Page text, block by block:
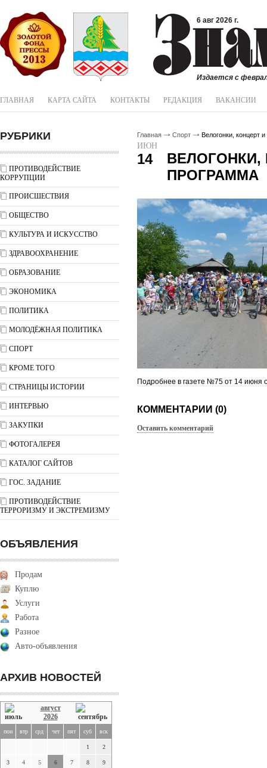
6 авг 2026 г.
Издается с
ГЛАВНАЯ КАРТА САЙТА КОНТАКТЫ РЕДАКЦИЯ ВАКАНСИИ
РУБРИКИ
ПРОТИВОДЕЙСТВИЕ
КОРРУПЦИИ
ПРОИСШЕСТВИЯ
ОБЩЕСТВО
КУЛЬТУРА И ИСКУССТВО
ЗДРАВООХРАНЕНИЕ
ОБРАЗОВАНИЕ
ЭКОНОМИКА
ПОЛИТИКА
МОЛОДЁЖНАЯ ПОЛИТИКА
СПОРТ
КРОМЕ ТОГО
СТРАНИЦЫ ИСТОРИИ
ИНТЕРВЬЮ
ЗАКУПКИ
ФОТОГАЛЕРЕЯ
КАТАЛОГ САЙТОВ
ГОС. ЗАДАНИЕ
ПРОТИВОДЕЙСТВИЕ
ТЕРРОРИЗМУ И ЭКСТРЕМИЗМУ
ОБЪЯВЛЕНИЯ
Продам
Куплю
Услуги
Работа
Разное
Авто-объявления
АРХИВ НОВОСТЕЙ
август
2026
пон втр срд чет пят суб вск
1 2
3 4 5 6 7 8 9
Главная Спорт Велогонки, концерт
ИЮН
14
ВЕЛОГОНКИ,
ПРОГРАММА
Подробнее в газете №75 от 14 июня
КОММЕНТАРИИ (0)
Оставить комментарий